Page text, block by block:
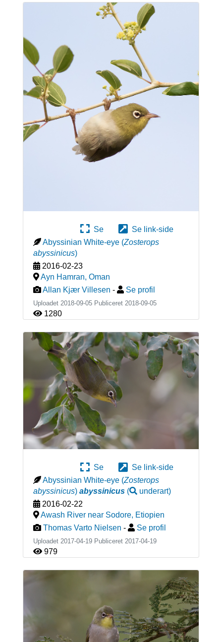
Se
Se link-side
Abyssinian White-eye (Zosterops
abyssinicus)
2016-02-23
Ayn Hamran, Oman
Allan Kjær Villesen - Se profil
Uploadet 2018-09-05 Publiceret 2018-09-05
1280
Se
Se link-side
Abyssinian White-eye (Zosterops
abyssinicus) abyssinicus( underart)
2016-02-22
Awash River near Sodore, Etiopien
Thomas Varto Nielsen - Se profil
Uploadet 2017-04-19 Publiceret 2017-04-19
979